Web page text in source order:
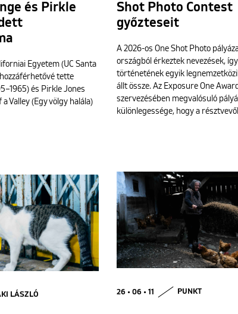
és Pirkle
Egyetem (UC Santa
tette
és Pirkle Jones
Valley (Egy völgy halála)
Shot Photo Contest
győzteseit
A 2026-os One Shot Photo
országból érkeztek nevezések,
történetének egyik
állt össze. Az Exposure One
szervezésében megvalósuló
különlegessége, hogy a
26 • 06 • 11 PUNKT
LÁSZLÓ